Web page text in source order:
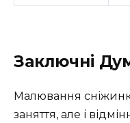
Заключні
Малювання
заняття, але і